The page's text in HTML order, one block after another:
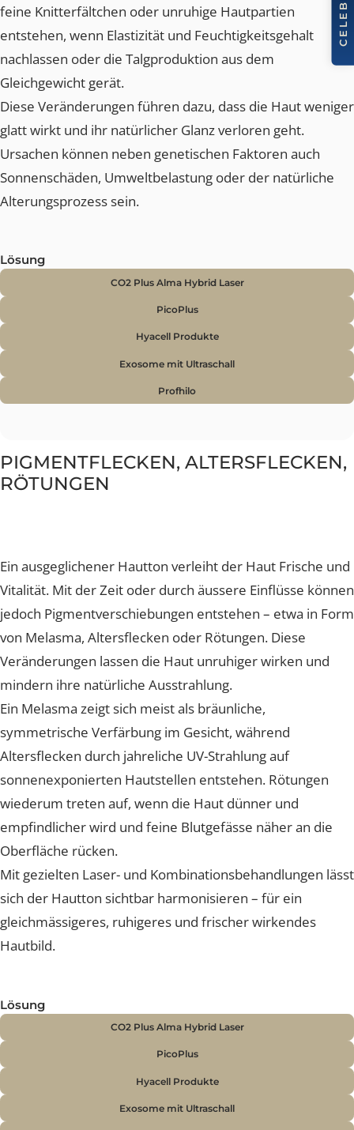
PORENREICHE ODER KNITTRIGE
HAUT
Eine feine, gleichmässige Hautstruktur steht für
und ein gepflegtes Erscheinungsbild. Mit der Zeit kann
sich das Hautbild jedoch verändern: Vergrösserte
entstehen, wenn Elastizität und Feuchtigkeitsgehalt
nachlassen oder die Talgproduktion aus dem
Gleichgewicht gerät.
Diese Veränderungen führen dazu, dass die Haut
glatt wirkt und ihr natürlicher Glanz verloren geht.
Ursachen können neben genetischen Faktoren auch
Sonnenschäden, Umweltbelastung oder der natürliche
Lösung
Hyacell Produkte
Profhilo
PIGMENTFLECKEN,
RÖTUNGEN
Ein ausgeglichener Hautton verleiht der Haut Frische
Vitalität. Mit der Zeit oder durch äussere Einflüsse
jedoch Pigmentverschiebungen entstehen – etwa in
von Melasma, Altersflecken oder Rötungen. Diese
Veränderungen lassen die Haut unruhiger wirken und
mindern ihre natürliche Ausstrahlung.
Altersflecken durch jahreliche UV-Strahlung auf
sonnenexponierten Hautstellen entstehen. Rötungen
wiederum treten auf, wenn die Haut dünner und
empfindlicher wird und feine Blutgefässe näher an die
Oberfläche rücken.